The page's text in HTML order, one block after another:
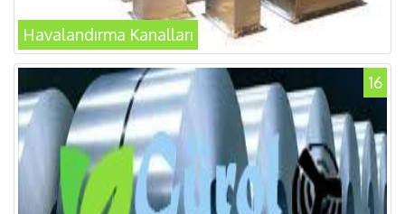
Havalandırma Kanalları
16